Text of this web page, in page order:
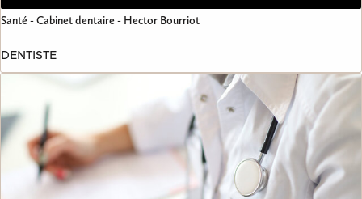
Santé - Cabinet dentaire - Hector Bourriot
DENTISTE